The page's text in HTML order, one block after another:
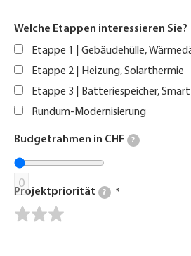
Welche Etappen interessieren Sie?
Etappe 1 | Gebäudehülle,
Etappe 2 | Heizung, Solarthermie
Etappe 3 | Batteriespeicher,
Rundum-Modernisierung
Budgetrahmen in CHF ?
0
Projektpriorität ?